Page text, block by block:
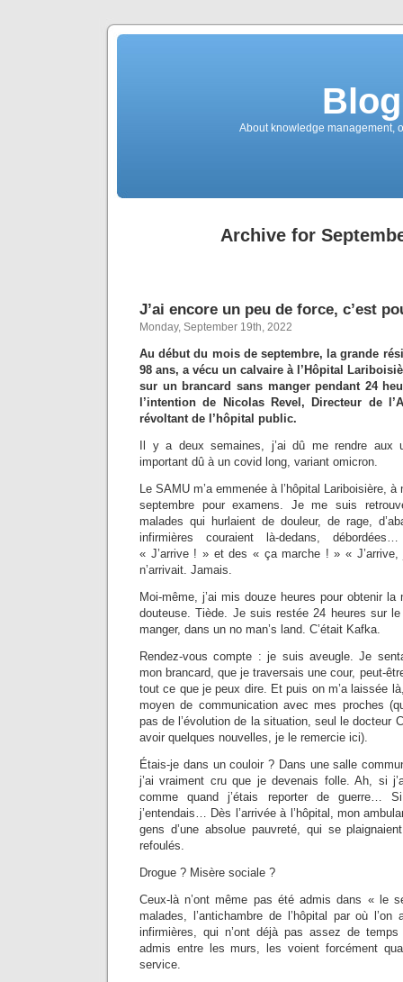
About knowledge management,
Archive for
J’ai encore un peu de force, c’est
Monday, September 19th, 2022
Au début du mois de septembre, la grande
98 ans, a vécu un calvaire à l’Hôpital
sur un brancard sans manger pendant 24
l’intention de Nicolas Revel, Directeur de
révoltant de l’hôpital public.
Il y a deux semaines, j’ai dû me rendre aux
important dû à un covid long, variant omicron.
Le SAMU m’a emmenée à l’hôpital Lariboisière,
septembre pour examens. Je me suis
malades qui hurlaient de douleur, de rage,
infirmières couraient là-dedans,
« J’arrive ! » et des « ça marche ! » « J’arrive,
n’arrivait. Jamais.
Moi-même, j’ai mis douze heures pour obtenir la
douteuse. Tiède. Je suis restée 24 heures sur
manger, dans un no man’s land. C’était Kafka.
Rendez-vous compte : je suis aveugle. Je
mon brancard, que je traversais une cour, peut-
tout ce que je peux dire. Et puis on m’a laissée
moyen de communication avec mes proches
pas de l’évolution de la situation, seul le docteur
avoir quelques nouvelles, je le remercie ici).
Étais-je dans un couloir ? Dans une salle
j’ai vraiment cru que je devenais folle. Ah, si
comme quand j’étais reporter de guerre…
j’entendais… Dès l’arrivée à l’hôpital, mon
gens d’une absolue pauvreté, qui se
refoulés.
Drogue ? Misère sociale ?
Ceux-là n’ont même pas été admis dans « le
malades, l’antichambre de l’hôpital par où
infirmières, qui n’ont déjà pas assez de
admis entre les murs, les voient forcément
service.